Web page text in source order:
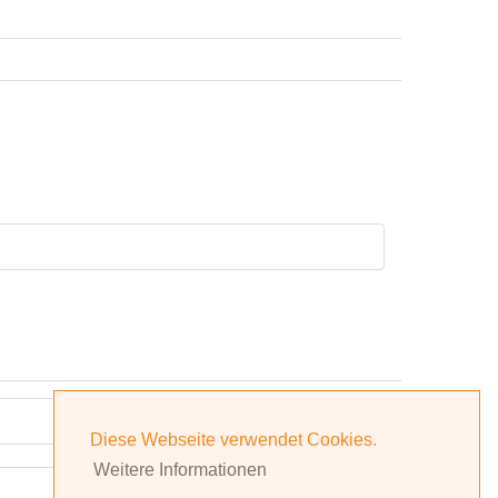
Diese Webseite verwendet Cookies.
Weitere Informationen